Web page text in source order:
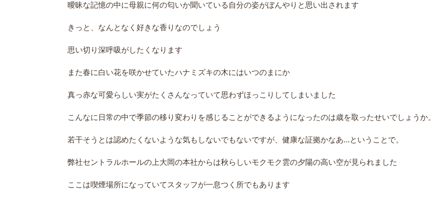
曖昧な記憶の中に母親に何の匂いか聞いている自分の姿がぼんやりと思い出されます
きっと、なんとなく好きな香りなのでしょう
思い切り深呼吸がしたくなります
また春に白い花を咲かせていたハナミズキの木にはいつのまにか
真っ赤な可愛らしい実がたくさんなっていて思わずほっこりしてしまいました
こんなに日常の中で季節の移り変わりを感じることができるようになったのは歳を取ったせいでしょうか。
若干そうとは認めたくないような気もしないでもないですが、健康な証拠かなあ...ということで。
弊社セントラルホールの上大岡の本社からは秋らしいモクモク雲の夕陽の高い空が見られました
ここは喫煙場所になっていてスタッフが一息つく所でもあります